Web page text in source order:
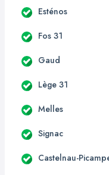
Esténos
Fos 31
Gaud
Lège 31
Melles
Signac
Castelnau-